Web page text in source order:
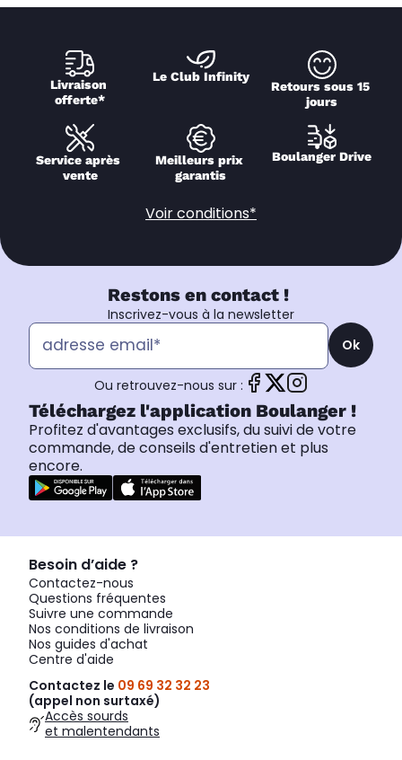
Livraison
offerte*
Le Club Infinity
Retours sous 15
jours
Service après
vente
Meilleurs prix
garantis
Boulanger Drive
Voir conditions*
Restons en contact !
Inscrivez-vous à la newsletter
Ok
Ou retrouvez-nous sur :
Téléchargez l'application Boulanger !
Profitez d'avantages exclusifs, du suivi de votre
commande, de conseils d'entretien et plus
encore.
Besoin d’aide ?
Contactez-nous
Questions fréquentes
Suivre une commande
Nos conditions de livraison
Nos guides d'achat
Centre d'aide
Contactez le 09 69 32 32 23
(appel non surtaxé)
Accès sourds
et malentendants